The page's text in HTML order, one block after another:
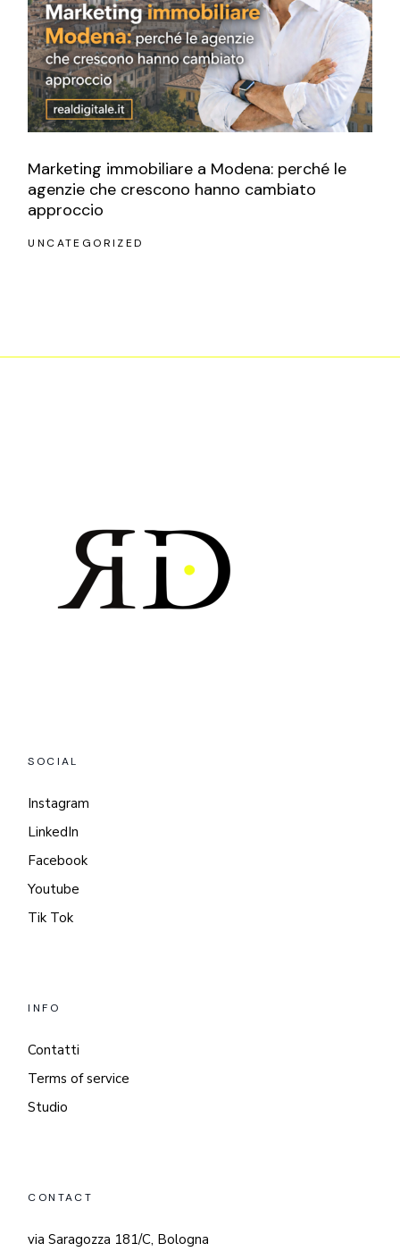
Marketing immobiliare a Modena: perché le
agenzie che crescono hanno cambiato
approccio
UNCATEGORIZED
SOCIAL
Instagram
LinkedIn
Facebook
Youtube
Tik Tok
INFO
Contatti
Terms of service
Studio
CONTACT
via Saragozza 181/C, Bologna